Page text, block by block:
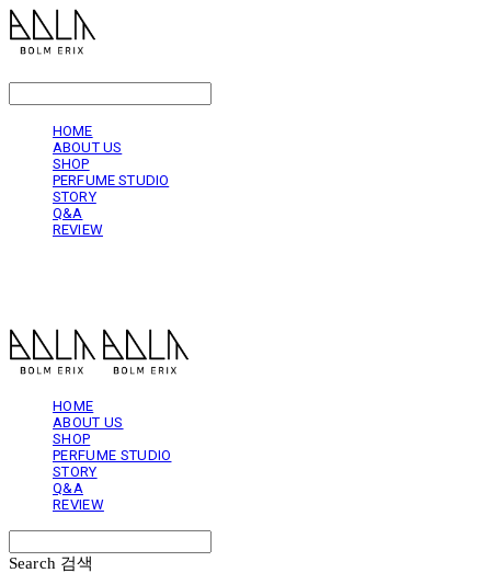
HOME
ABOUT US
SHOP
PERFUME STUDIO
STORY
Q&A
REVIEW
HOME
ABOUT US
SHOP
PERFUME STUDIO
STORY
Q&A
REVIEW
Search 검색